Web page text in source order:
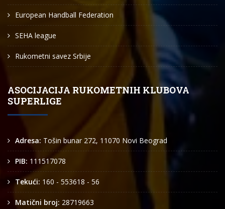
European Handball Federation
SEHA league
Rukometni savez Srbije
ASOCIJACIJA RUKOMETNIH KLUBOVA
SUPERLIGE
Adresa: Tošin bunar 272, 11070 Novi Beograd
PIB: 111517078
Tekući: 160 - 553618 - 56
Matični broj: 28719663